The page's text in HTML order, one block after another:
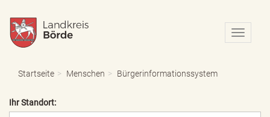
N
a
Startseite Menschen Bürgerinformationssystem
Ihr Standort: